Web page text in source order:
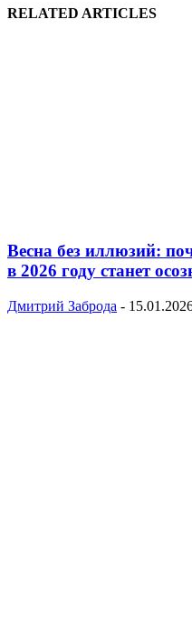
RELATED ARTICLES
Весна без иллюзий:
в 2026 году станет
Дмитрий Заброда -